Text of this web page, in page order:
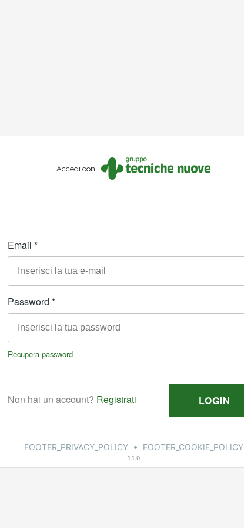
Accedi con
FOOTER_PRIVACY_POLICY • FOOTER_COOKIE_POLICY
1.1.0